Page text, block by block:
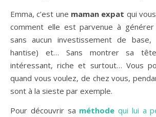
Emma, c’est une maman expat qui
comment elle est parvenue à
sans aucun investissement de
hantise) et… Sans montrer sa
intéressant, riche et surtout… Vous
quand vous voulez, de chez vous,
sont à la sieste par exemple.
Pour découvrir sa méthode qui lui a